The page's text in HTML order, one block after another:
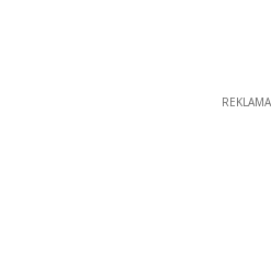
REKLAMA